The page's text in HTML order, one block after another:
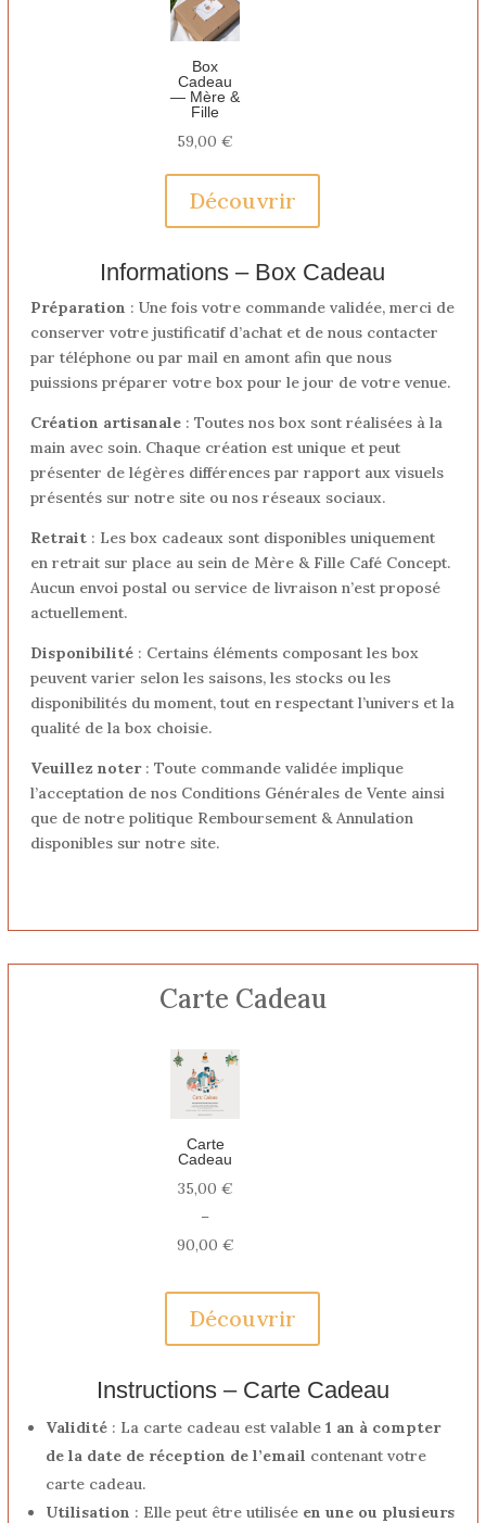
Box
Cadeau
— Mère &
Fille
59,00€
Découvrir
Informations – Box Cadeau
Préparation : Une fois votre commande validée, merci de
conserver votre justificatif d’achat et de nous contacter
par téléphone ou par mail en amont afin que nous
puissions préparer votre box pour le jour de votre venue.
Création artisanale: Toutes nos box sont réalisées à la
main avec soin. Chaque création est unique et peut
présenter de légères différences par rapport aux visuels
présentés sur notre site ou nos réseaux sociaux.
Retrait: Les box cadeaux sont disponibles uniquement
en retrait sur place au sein de Mère & Fille Café Concept.
Aucun envoi postal ou service de livraison n’est proposé
actuellement.
Disponibilité: Certains éléments composant les box
peuvent varier selon les saisons, les stocks ou les
disponibilités du moment, tout en respectant l’univers et la
qualité de la box choisie.
Veuillez noter: Toute commande validée implique
l’acceptation de nos Conditions Générales de Vente ainsi
que de notre politique Remboursement & Annulation
disponibles sur notre site.
Carte Cadeau
Carte
Cadeau
35,00 €
–
90,00 €Plage
35,00 €
90,00 €
Découvrir
Instructions – Carte Cadeau
Validité: La carte cadeau est valable 1 an à compter
de la date de réception de l’email contenant votre
carte cadeau.
Utilisation : Elle peut être utilisée en une ou plusieurs